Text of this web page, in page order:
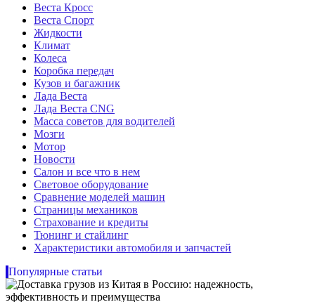
Веста Кросс
Веста Спорт
Жидкости
Климат
Колеса
Коробка передач
Кузов и багажник
Лада Веста
Лада Веста CNG
Масса советов для водителей
Мозги
Мотор
Новости
Салон и все что в нем
Световое оборудование
Сравнение моделей машин
Страницы механиков
Страхование и кредиты
Тюнинг и стайлинг
Характеристики автомобиля и запчастей
Популярные статьи